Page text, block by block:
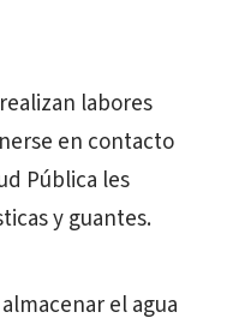
labores
en contacto
Pública les
y guantes.
el agua